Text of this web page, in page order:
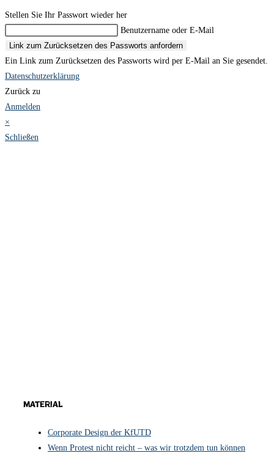
Stellen Sie Ihr Passwort wieder her
Benutzername oder E-Mail
Link zum Zurücksetzen des Passworts anfordern
Ein Link zum Zurücksetzen des Passworts wird per E-Mail an Sie gesendet.
Datenschutzerklärung
Zurück zu
Anmelden
×
Schließen
Material
Corporate Design der KfUTD
Wenn Protest nicht reicht – was wir trotzdem tun können